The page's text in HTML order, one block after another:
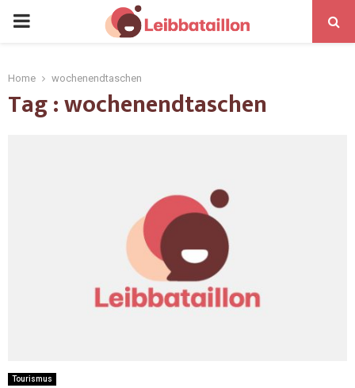
Home wochenendtaschen
Tag : wochenendtaschen
Tourismus